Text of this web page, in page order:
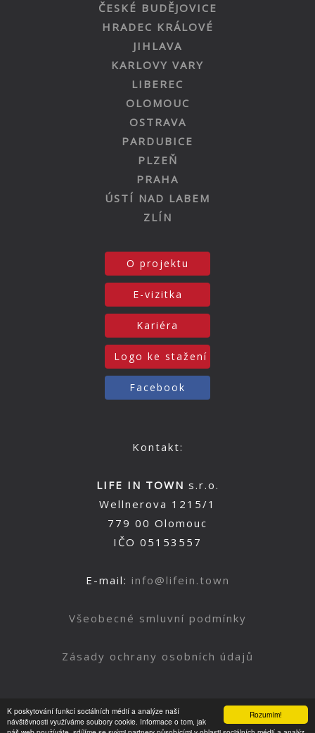
Rozumím!
K poskytování funkcí sociálních médií a analýze naší
návštěvnosti využíváme soubory cookie. Informace o tom, jak
ČESKÉ BUDĚJOVICE
HRADEC KRÁLOVÉ
JIHLAVA
KARLOVY VARY
LIBEREC
OLOMOUC
OSTRAVA
PARDUBICE
PLZEŇ
PRAHA
ÚSTÍ NAD LABEM
ZLÍN
O projektu
E-vizitka
Kariéra
Logo ke stažení
Facebook
Kontakt:
LIFE IN TOWN s.r.o.
Wellnerova 1215/1
779 00 Olomouc
IČO 05153557
E-mail: info@lifein.town
Všeobecné smluvní podmínky
Zásady ochrany osobních údajů
Nahoru